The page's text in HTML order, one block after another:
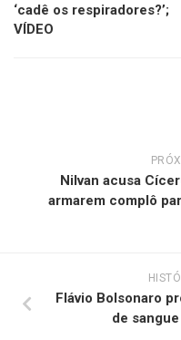
‘cadê os respiradores?’;
VÍDEO
Nilvan acusa
armarem complô
Flávio Bolsonaro
de